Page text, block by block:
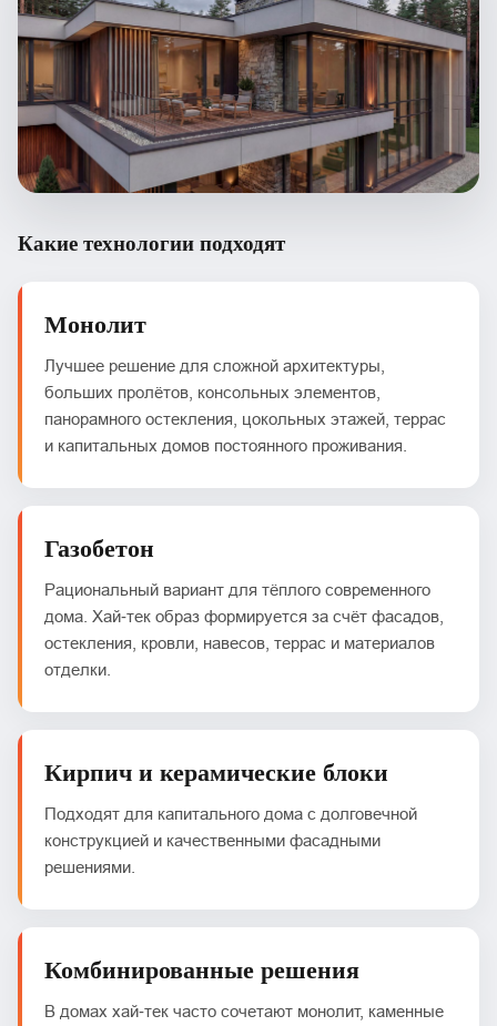
Какие технологии подходят
Монолит
Лучшее решение для сложной архитектуры,
больших пролётов, консольных элементов,
панорамного остекления, цокольных этажей, террас
и капитальных домов постоянного проживания.
Газобетон
Рациональный вариант для тёплого современного
дома. Хай‑тек образ формируется за счёт фасадов,
остекления, кровли, навесов, террас и материалов
отделки.
Кирпич и керамические блоки
Подходят для капитального дома с долговечной
конструкцией и качественными фасадными
решениями.
Комбинированные решения
В домах хай‑тек часто сочетают монолит, каменные